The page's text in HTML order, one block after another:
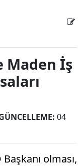
Maden İş
04
olması,